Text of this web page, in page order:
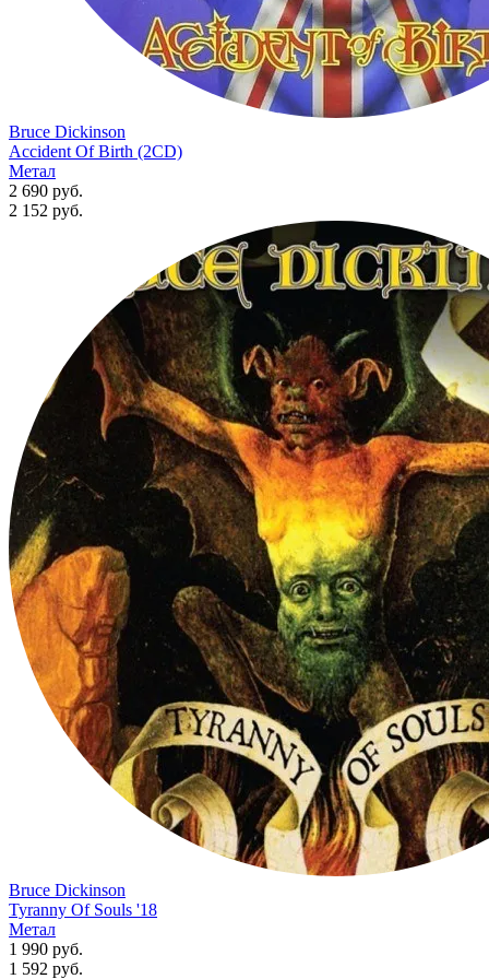
Bruce Dickinson
Accident Of Birth (2CD)
Метал
2 690 руб.
2 152 руб.
Bruce Dickinson
Tyranny Of Souls '18
Метал
1 990 руб.
1 592 руб.